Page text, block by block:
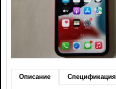
Описание Спецификация